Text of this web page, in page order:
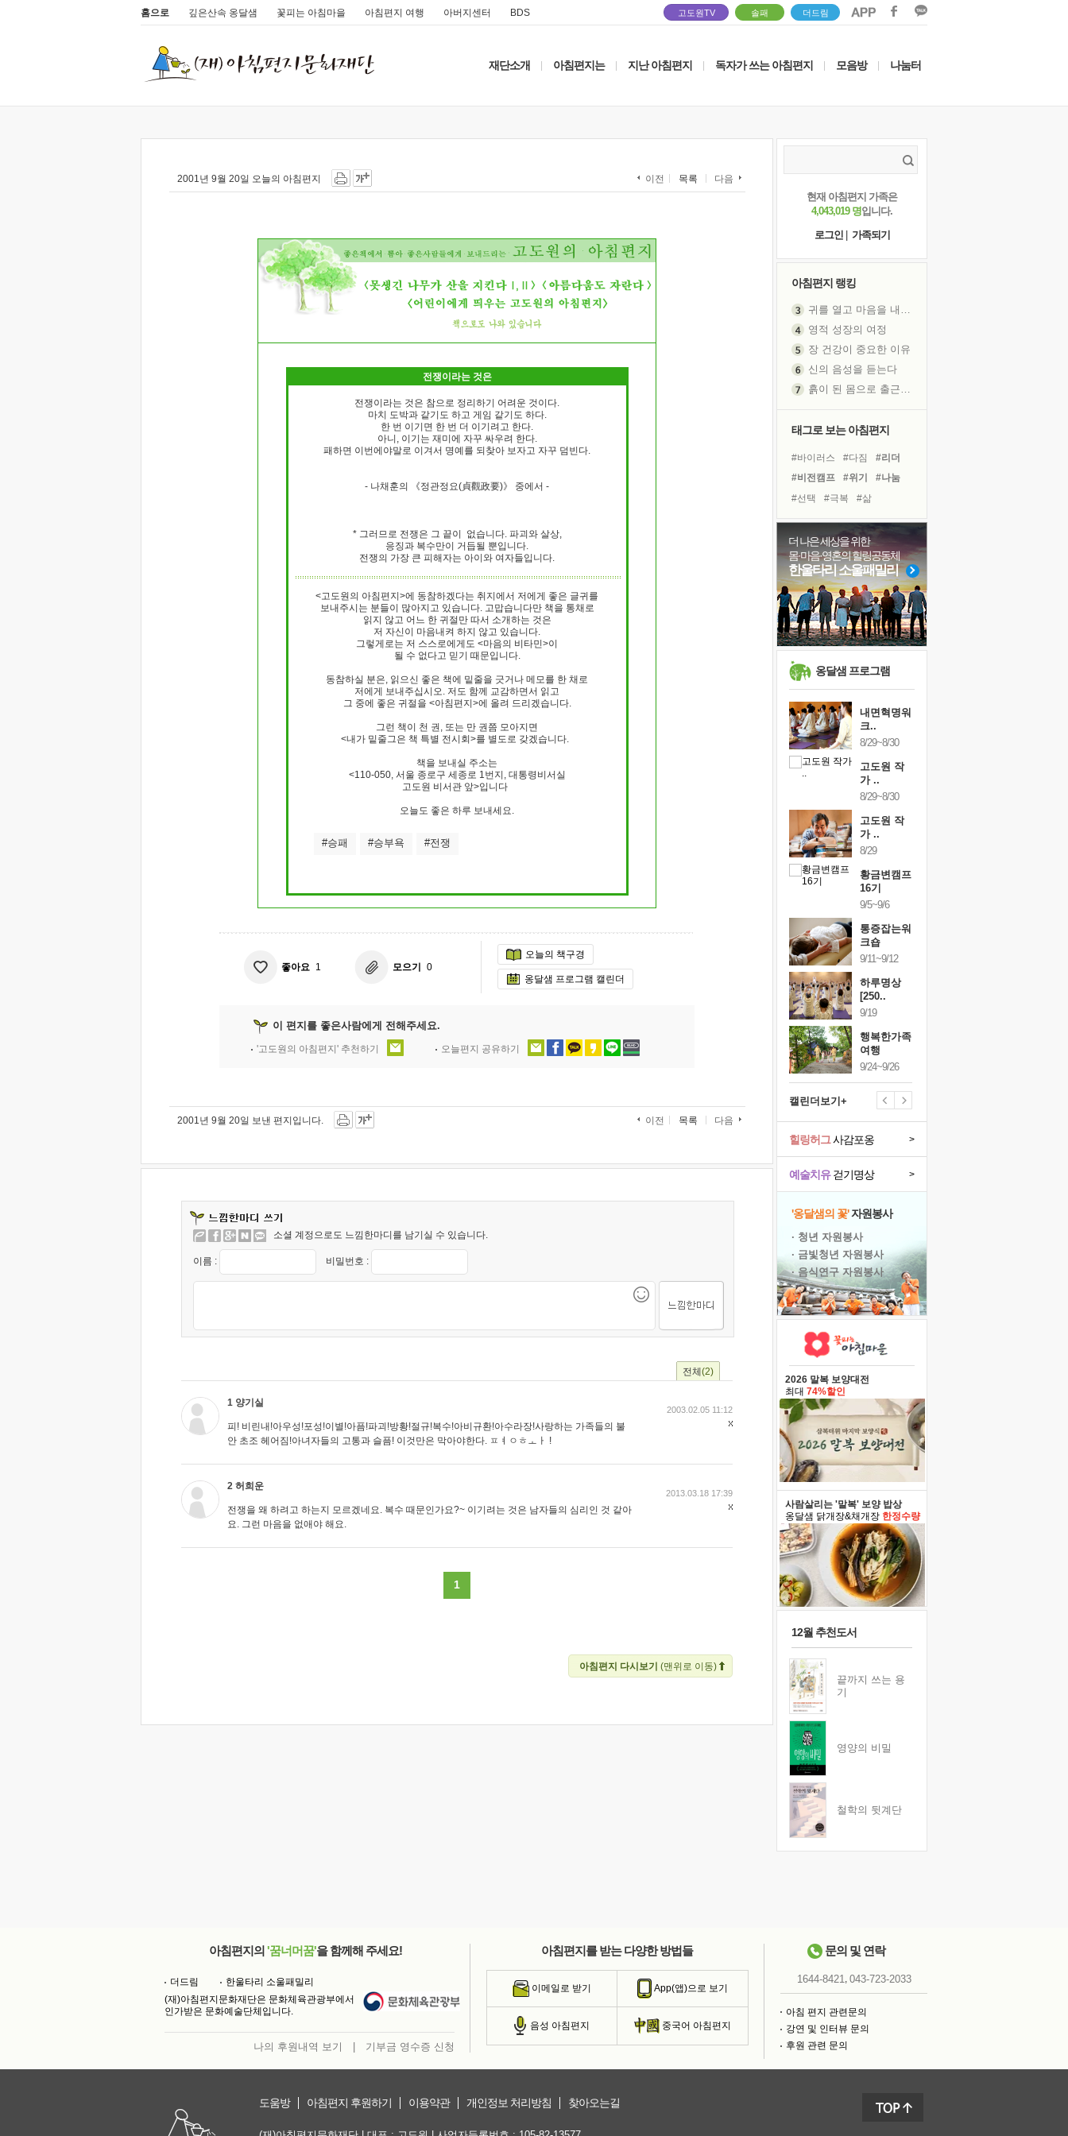
홈으로 깊은산속 옹달샘 꽃피는 아침마을 아침편지 여행 아버지센터 BDS 고도원TV 솔패 더드림
재단소개 아침편지는 지난 아침편지 독자가 쓰는 아침편지 모음방 나눔터
2001년 9월 20일 오늘의 아침편지 이전 목록 다음
전쟁이라는 것은
전쟁이라는 것은 참으로 정리하기 어려운 것이다.
마치 도박과 같기도 하고 게임 같기도 하다.
한 번 이기면 한 번 더 이기려고 한다.
아니, 이기는 재미에 자꾸 싸우려 한다.
패하면 이번에야말로 이겨서 명예를 되찾아 보자고 자꾸 덤빈다.
- 나채훈의 《정관정요(貞觀政要)》 중에서 -
* 그러므로 전쟁은 그 끝이 없습니다. 파괴와 살상,
응징과 복수만이 거듭될 뿐입니다.
전쟁의 가장 큰 피해자는 아이와 여자들입니다.
<고도원의 아침편지>에 동참하겠다는 취지에서 저에게 좋은 글귀를
보내주시는 분들이 많아지고 있습니다. 고맙습니다만 책을 통채로
읽지 않고 어느 한 귀절만 따서 소개하는 것은
저 자신이 마음내켜 하지 않고 있습니다.
그렇게로는 저 스스로에게도 <마음의 비타민>이
될 수 없다고 믿기 때문입니다.
동참하실 분은, 읽으신 좋은 책에 밑줄을 긋거나 메모를 한 채로
저에게 보내주십시오. 저도 함께 교감하면서 읽고
그 중에 좋은 귀절을 <아침편지>에 올려 드리겠습니다.
그런 책이 천 권, 또는 만 권쯤 모아지면
<내가 밑줄그은 책 특별 전시회>를 별도로 갖겠습니다.
책을 보내실 주소는
<110-050, 서울 종로구 세종로 1번지, 대통령비서실
고도원 비서관 앞>입니다
오늘도 좋은 하루 보내세요.
#승패 #승부욕 #전쟁
좋아요 1 모으기 0
오늘의 책구경
옹달샘 프로그램 캘린더
이 편지를 좋은사람에게 전해주세요.
'고도원의 아침편지' 추천하기 오늘편지 공유하기
2001년 9월 20일 보낸 편지입니다. 이전 목록 다음
소셜 계정으로도 느낌한마디를 남기실 수 있습니다.
이름 : 비밀번호 :
전체 (2)
1 양기실
피! 비린내!아우성!포성!이별!아픔!파괴!방황!절규!복수!아비규환!아수라장!사랑하는 가족들의 불
안 초조 헤어짐!아녀자들의 고통과 슬픔! 이것만은 막아야한다. ㅍㅕㅇㅎㅗㅏ !
2003.02.05 11:12
2 허희운
전쟁을 왜 하려고 하는지 모르겠네요. 복수 때문인가요?~ 이기려는 것은 남자들의 심리인 것 같아
요. 그런 마음을 없애야 해요.
2013.03.18 17:39
1
아침편지 다시보기 (맨위로 이동)
현재 아침편지 가족은
4,043,019 명입니다.
로그인
가족되기
아침편지 랭킹
귀를 열고 마음을 내어주고
영적 성장의 여정
장 건강이 중요한 이유
신의 음성을 듣는다
흙이 된 몸으로 출근하는 여자
졸업식 사진을 보며
극심한 변비, 어깨결림, 수면 장애
아픈 아버지를 위한 공간 설계
슬럼프
보고 싶은 어머니
유년 시절의 부산 영도 바다
못된 꼰대들
희망이란
'모른다'는 것
태그로 보는 아침편지
#바이러스 #다짐
#리더
#비전캠프
#위기
#나눔
#선택
#극복
#삶
#유튜브
#희망
#면역력
#명상
#아이들
#건강
#독서
#사람
#힐링
#경험
#독서캠프 #도움
더 나은 세상을 위한
몸·마음·영혼의 힐링공동체
한울타리 소울패밀리
옹달샘 프로그램
내면혁명워
크..
8/29~8/30
고도원 작
가 ..
8/29~8/30
고도원 작
가 ..
8/29
황금변캠프
16기
9/5~9/6
통증잡는워
크숍
9/11~9/12
하루명상
[250..
9/19
행복한가족
여행
9/24~9/26
캘린더보기+
예술치유걷기명상 >
힐링허그사감포옹 >
'옹달샘의 꽃'자원봉사
· 청년 자원봉사
· 금빛청년 자원봉사
· 음식연구 자원봉사
2026 말복 보양대전
최대 74%할인
사람살리는 '말복' 보양 밥상
옹달샘 닭개장&채개장 한정수량
12월 추천도서
끝까지 쓰는 용
기
영양의 비밀
철학의 뒷계단
아침편지의 '꿈너머꿈'을 함께해 주세요!
더드림
한울타리 소울패밀리
(재)아침편지문화재단은 문화체육관광부에서
인가받은 문화예술단체입니다.
나의 후원내역 보기 기부금 영수증 신청
아침편지를 받는 다양한 방법들
이메일로 받기 App(앱)으로 보기
음성 아침편지 중국어 아침편지
문의 및 연락
1644-8421, 043-723-2033
아침 편지 관련문의
강연 및 인터뷰 문의
후원 관련 문의
도움방 아침편지 후원하기 이용약관 개인정보 처리방침 찾아오는길